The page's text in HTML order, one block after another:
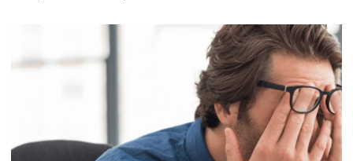
contact
ons
resultaten,
getoond
t/m
5